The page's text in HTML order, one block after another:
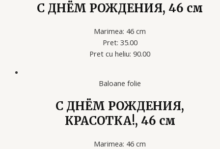
С ДНЁМ РОЖДЕНИЯ, 46 см
Marimea: 46 cm
Pret: 35.00
Pret cu heliu: 90.00
Baloane folie
С ДНЁМ РОЖДЕНИЯ,
КРАСОТКА!, 46 см
Marimea: 46 cm